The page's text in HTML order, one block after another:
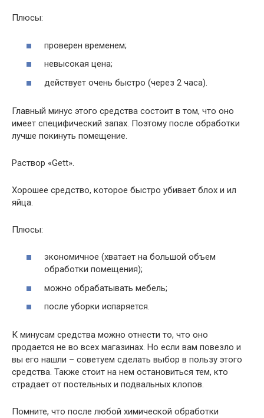
Плюсы:
проверен временем;
невысокая цена;
действует очень быстро (через 2 часа).
Главный минус этого средства состоит в том, что оно
имеет специфический запах. Поэтому после обработки
лучше покинуть помещение.
Раствор «Gett».
Хорошее средство, которое быстро убивает блох и ил
яйца.
Плюсы:
экономичное (хватает на большой объем
обработки помещения);
можно обрабатывать мебель;
после уборки испаряется.
К минусам средства можно отнести то, что оно
продается не во всех магазинах. Но если вам повезло и
вы его нашли – советуем сделать выбор в пользу этого
средства. Также стоит на нем остановиться тем, кто
страдает от постельных и подвальных клопов.
Помните, что после любой химической обработки